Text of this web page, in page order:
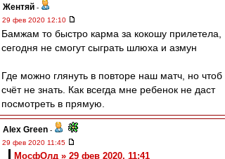
Жентяй -
29 фев 2020 12:10
Бамжам то быстро карма за кокошу прилетела,
сегодня не смогут сыграть шлюха и азмун
Где можно глянуть в повторе наш матч, но чтоб
счёт не знать. Как всегда мне ребенок не даст
посмотреть в прямую.
Alex Green -
29 фев 2020 11:45
МосфОлд » 29 фев 2020, 11:41